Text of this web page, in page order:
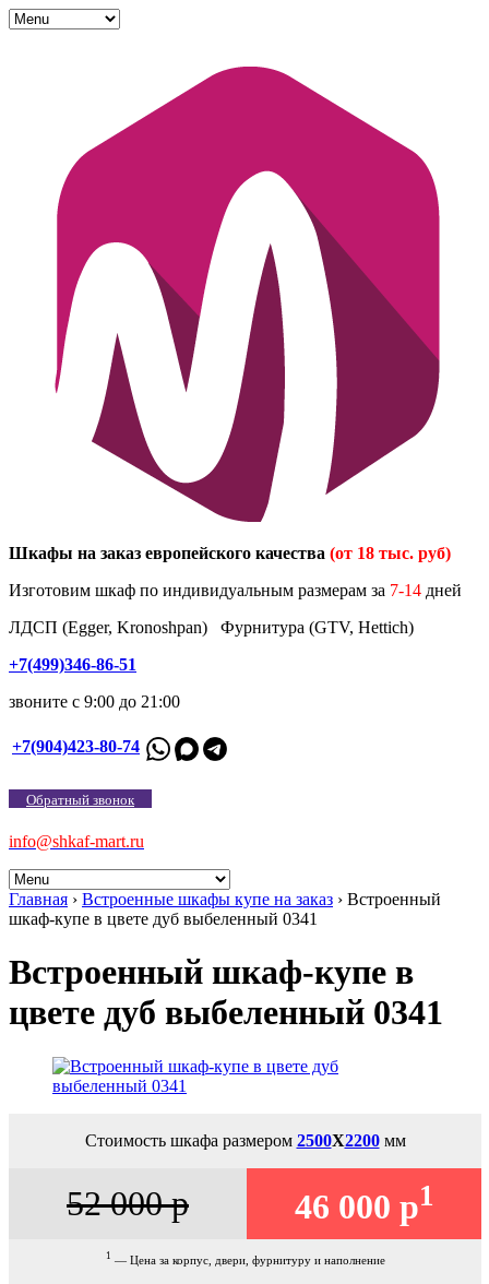
Шкафы на заказ европейского качества (от 18 тыс. руб)
Изготовим шкаф по индивидуальным размерам за 7-14 дней
ЛДСП (Egger, Kronoshpan) Фурнитура (GTV, Hettich)
+7(499)346-86-51
звоните с 9:00 до 21:00
+7(904)423-80-74
Обратный звонок
info@shkaf-mart.ru
Главная › Встроенные шкафы купе на заказ › Встроенный
шкаф-купе в цвете дуб выбеленный 0341
Встроенный шкаф-купе в
цвете дуб выбеленный 0341
Стоимость шкафа размером 2500Х2200мм
52 000 р 46 000 р1
1 — Цена за корпус, двери, фурнитуру и наполнение